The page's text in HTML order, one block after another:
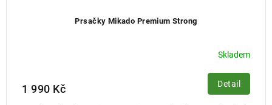
Prsačky Mikado Premium Strong
Skladem
1 990 Kč Detail